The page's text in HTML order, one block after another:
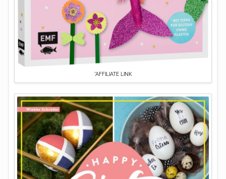
*AFFILIATE LINK